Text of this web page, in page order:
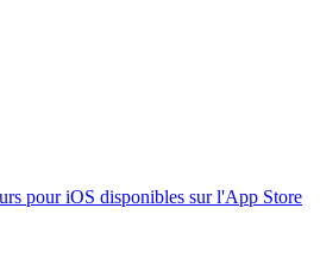
pour iOS disponibles sur l'App Store